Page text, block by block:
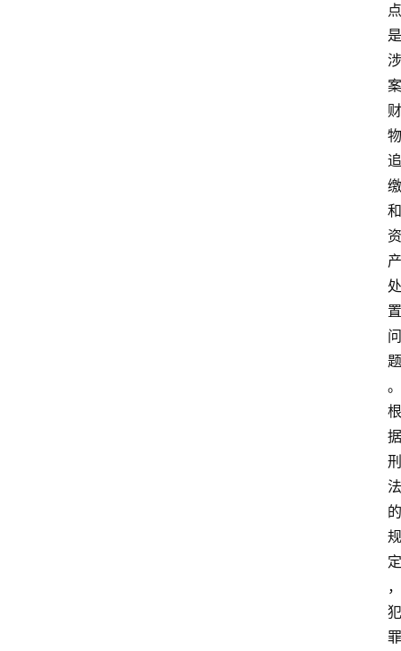
点
是
涉
案
财
物
追
缴
和
资
产
处
置
问
题
。
根
据
刑
法
的
规
定
，
犯
罪